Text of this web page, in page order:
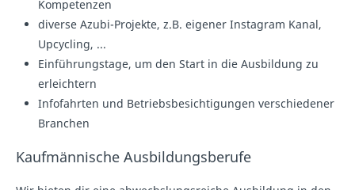
Kompetenzen
diverse Azubi-Projekte, z.B. eigener Instagram Kanal,
Upcycling, ...
Einführungstage, um den Start in die Ausbildung zu
erleichtern
Infofahrten und Betriebsbesichtigungen verschiedener
Branchen
Kaufmännische Ausbildungsberufe